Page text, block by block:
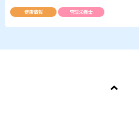
健康情報 管理栄養士